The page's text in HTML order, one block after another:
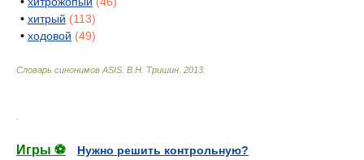
• хитрый (113)
• ходовой (49)
Словарь синонимов ASIS. В.Н. Тришин 2013
Игры ⚽
Нужно решить контрольную?